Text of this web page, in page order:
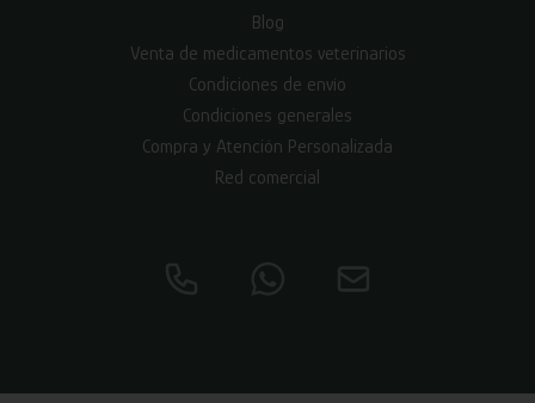
Blog
Venta de medicamentos veterinarios
Condiciones de envío
Condiciones generales
Compra y Atención Personalizada
Red comercial